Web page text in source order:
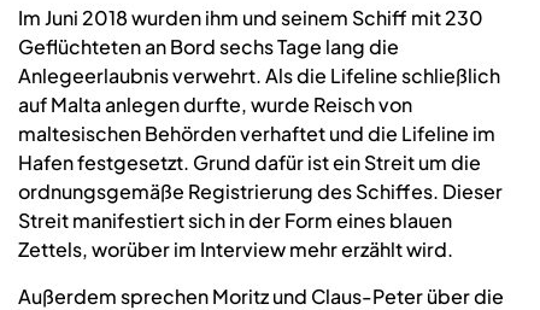
Im Juni 2018 wurden ihm und seinem Schiff mit 230
Geflüchteten an Bord sechs Tage lang die
Anlegeerlaubnis verwehrt. Als die Lifeline schließlich
auf Malta anlegen durfte, wurde Reisch von
maltesischen Behörden verhaftet und die Lifeline im
Hafen festgesetzt. Grund dafür ist ein Streit um die
ordnungsgemäße Registrierung des Schiffes. Dieser
Streit manifestiert sich in der Form eines blauen
Zettels, worüber im Interview mehr erzählt wird.
Außerdem sprechen Moritz und Claus-Peter über die